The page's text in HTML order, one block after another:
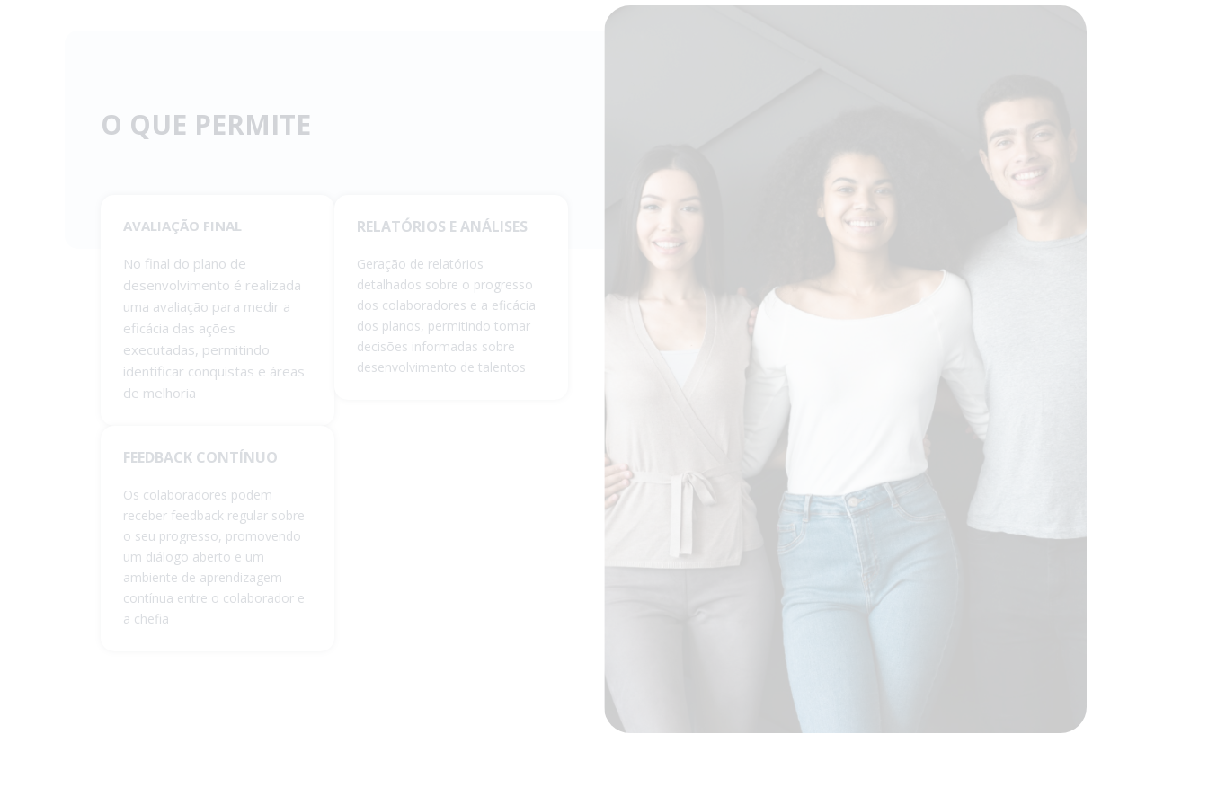
O QUE PERMITE
AVALIAÇÃO FINAL
No final do plano de
desenvolvimento é realizada
uma avaliação para medir a
eficácia das ações
executadas, permitindo
identificar conquistas e áreas
de melhoria
FEEDBACK CONTÍNUO
Os colaboradores podem
receber feedback regular sobre
o seu progresso, promovendo
um diálogo aberto e um
ambiente de aprendizagem
contínua entre o colaborador e
a chefia
RELATÓRIOS E ANÁLISES
Geração de relatórios
detalhados sobre o progresso
dos colaboradores e a eficácia
dos planos, permitindo tomar
decisões informadas sobre
desenvolvimento de talentos